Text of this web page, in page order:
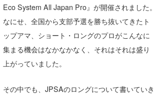
Eco System All Japan Pro』が開催されました。
なにせ、全国から支部予選を勝ち抜いてきたト
ップアマ、ショート・ロングのプロがこんなに
集まる機会はなかなかなく、それはそれは盛り
上がっていました。
その中でも、JPSAのロングについて書いていき